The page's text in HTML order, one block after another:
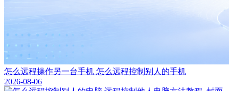
怎么远程操作另一台手机 怎么远程控制别人的手机
2026-08-06